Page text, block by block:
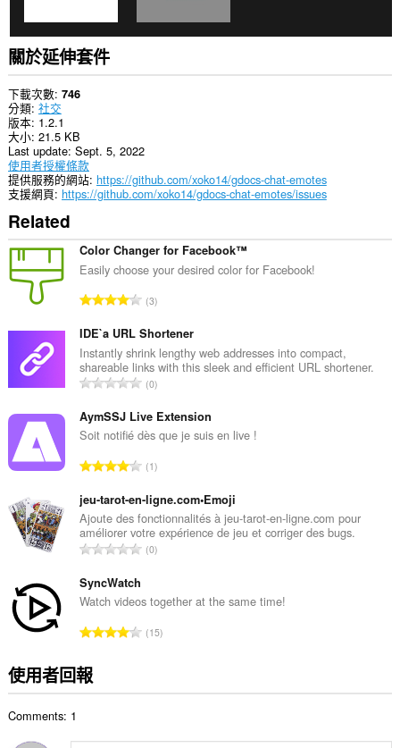
關於延伸套件
下載次數 746
分類 社交
版本 1.2.1
大小 21.5 KB
Last update Sept. 5, 2022
使用者授權條款
提供服務的網站 https://github.com/xoko14/gdocs-chat-emotes
支援網頁 https://github.com/xoko14/gdocs-chat-emotes/issues
Related
Color Changer for Facebook™
Easily choose your desired color for Facebook!
評
的
總
次
數
3
IDE`a URL Shortener
Instantly shrink lengthy web addresses into compact,
shareable links with this sleek and efficient URL shortener.
評
的
總
數
0
AymSSJ Live Extension
Soit notifié dès que je suis en live !
評
的
總
次
數
1
jeu-tarot-en-ligne.com•Emoji
Ajoute des fonctionnalités à jeu-tarot-en-ligne.com pour
améliorer votre expérience de jeu et corriger des bugs.
評
總
數
0
SyncWatch
Watch videos together at the same time!
評
:
15
使用者回報
Comments: 1